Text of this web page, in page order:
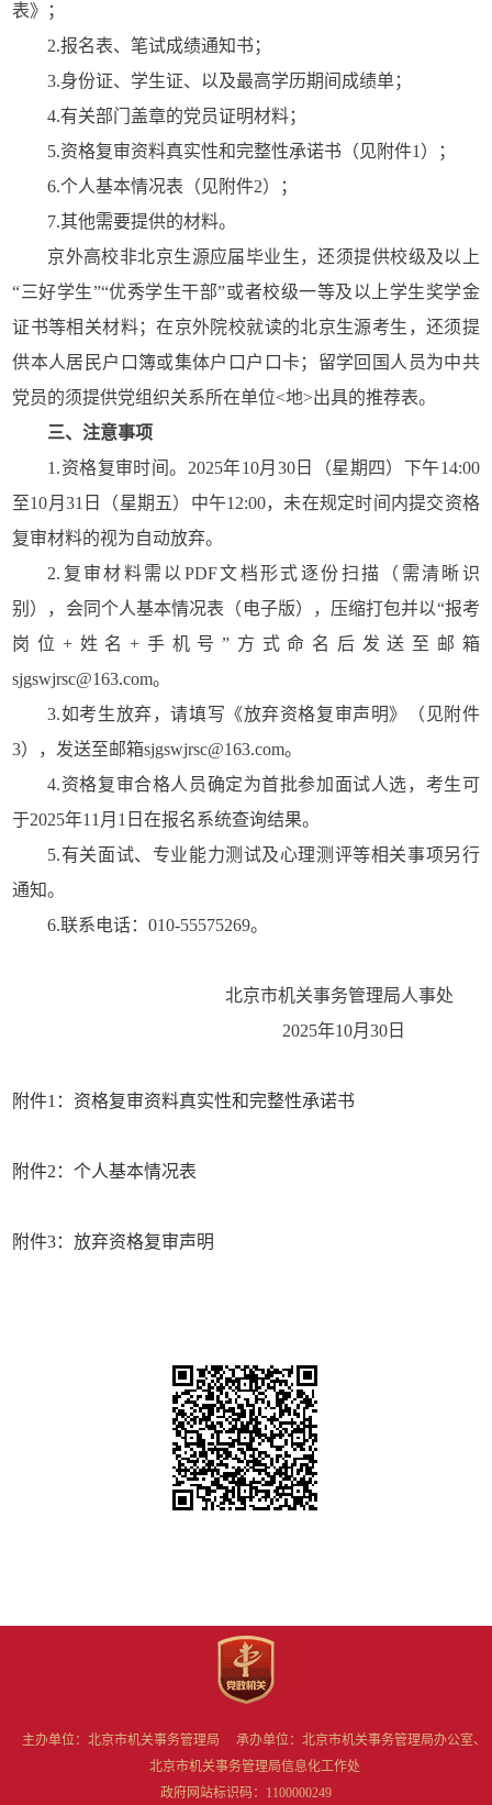
表》；
2.报名表、笔试成绩通知书；
3.身份证、学生证、以及最高学历期间成绩单；
4.有关部门盖章的党员证明材料；
5.资格复审资料真实性和完整性承诺书（见附件1）；
6.个人基本情况表（见附件2）；
7.其他需要提供的材料。
京外高校非北京生源应届毕业生，还须提供校级及以上
“三好学生”“优秀学生干部”或者校级一等及以上学生奖学金
证书等相关材料；在京外院校就读的北京生源考生，还须提
供本人居民户口簿或集体户口户口卡；留学回国人员为中共
党员的须提供党组织关系所在单位<地>出具的推荐表。
三、注意事项
1.资格复审时间。2025年10月30日（星期四）下午14:00
至10月31日（星期五）中午12:00，未在规定时间内提交资格
复审材料的视为自动放弃。
2.复审材料需以PDF文档形式逐份扫描（需清晰识
别），会同个人基本情况表（电子版），压缩打包并以“报考
岗位+姓名+手机号”方式命名后发送至邮箱
sjgswjrsc@163.com。
3.如考生放弃，请填写《放弃资格复审声明》（见附件
3），发送至邮箱sjgswjrsc@163.com。
4.资格复审合格人员确定为首批参加面试人选，考生可
于2025年11月1日在报名系统查询结果。
5.有关面试、专业能力测试及心理测评等相关事项另行
通知。
6.联系电话：010-55575269。
北京市机关事务管理局人事处
2025年10月30日
附件1：资格复审资料真实性和完整性承诺书
附件2：个人基本情况表
附件3：放弃资格复审声明
主办单位：北京市机关事务管理局 承办单位：北京市机关事务管理局办公室、
北京市机关事务管理局信息化工作处
政府网站标识码：1100000249